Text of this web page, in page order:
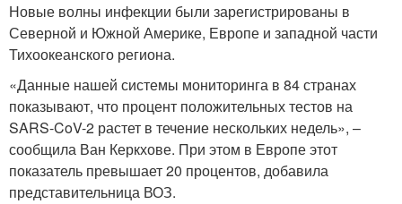
Новые волны инфекции были зарегистрированы в
Северной и Южной Америке, Европе и западной части
Тихоокеанского региона.
«Данные нашей системы мониторинга в 84 странах
показывают, что процент положительных тестов на
SARS-CoV-2 растет в течение нескольких недель», –
сообщила Ван Керкхове. При этом в Европе этот
показатель превышает 20 процентов, добавила
представительница ВОЗ.